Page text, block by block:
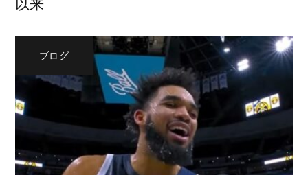
以来
ブログ